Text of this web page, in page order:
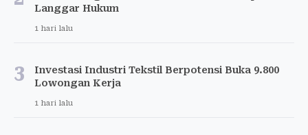
Langgar Hukum
1 hari lalu
3
Investasi Industri Tekstil Berpotensi Buka 9.800
Lowongan Kerja
1 hari lalu